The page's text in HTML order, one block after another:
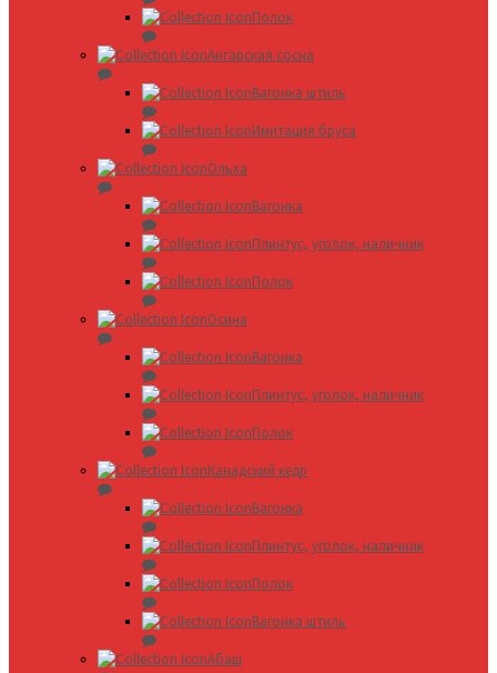
Полок
Ангарская сосна
Вагонка штиль
Имитация бруса
Ольха
Вагонка
Плинтус, уголок, наличник
Полок
Осина
Вагонка
Плинтус, уголок, наличник
Полок
Канадский кедр
Вагонка
Плинтус, уголок, наличник
Полок
Вагонка штиль
Абаш